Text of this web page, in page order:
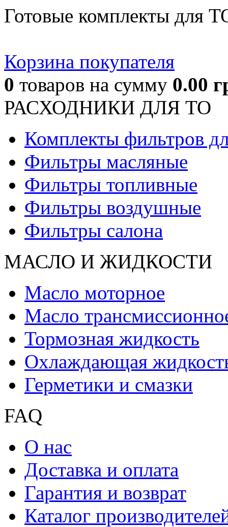
Готовые комплекты для
Корзина покупателя
0 товаров на сумму 0.00
РАСХОДНИКИ ДЛЯ ТО
Комплекты фильтров
Фильтры масляные
Фильтры топливные
Фильтры воздушные
Фильтры салона
МАСЛО И ЖИДКОCТИ
Масло моторное
Масло
Тормозная жидкость
Охлаждающая
Герметики и смазки
FAQ
О нас
Доставка и оплата
Гарантия и возврат
Каталог